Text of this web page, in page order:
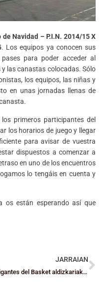
de Navidad – P.I.N. 2014/15 X
. Los equipos ya conocen sus
para poder acceder al
las canastas colocadas. Sólo
los equipos, las niñas y
en unas jornadas llenas de
primeros participantes del
los horarios de juego y llegar
para avisar de vuestra
dispuestos a comenzar a
en uno de los encuentros
lo tengáis en cuenta y
os están esperando así que
JARRAIAN
Gigantes del Basket aldizkariak Gernika fenomenoari buruzko erreportaia argitaratu du